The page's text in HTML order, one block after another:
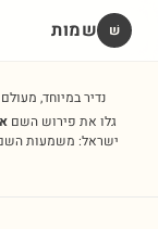
שׁ שמות
נדיר במיוחד,
גלו את פירוש השם
ישראל: משמעות השם,